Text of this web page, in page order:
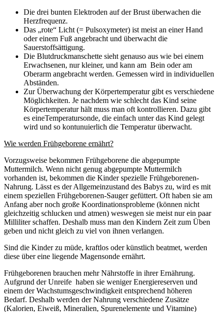
Die drei bunten Elektroden auf der Brust überwachen die
Herzfrequenz.
Das „rote“ Licht (= Pulsoxymeter) ist meist an einer Hand
oder einem Fuß angebracht und überwacht die
Sauerstoffsättigung.
Die Blutdruckmanschette sieht genauso aus wie bei einem
Erwachsenen, nur kleiner, und kann am Bein oder am
Oberarm angebracht werden. Gemessen wird in individuellen
Abständen.
Zur Überwachung der Körpertemperatur gibt es verschiedene
Möglichkeiten. Je nachdem wie schlecht das Kind seine
Körpertemperatur hält muss man oft kontrollieren. Dazu gibt
es eineTemperatursonde, die einfach unter das Kind gelegt
wird und so kontunuierlich die Temperatur überwacht.
Wie werden Frühgeborene ernährt?
Vorzugsweise bekommen Frühgeborene die abgepumpte
Muttermilch. Wenn nicht genug abgepumpte Muttermilch
vorhanden ist, bekommen die Kinder spezielle Frühgeborenen-
Nahrung. Lässt es der Allgemeinzustand des Babys zu, wird es mit
einem speziellen Frühgeborenen-Sauger gefüttert. Oft haben sie am
Anfang aber noch große Koordinationsprobleme (können nicht
gleichzeitig schlucken und atmen) weswegen sie meist nur ein paar
Milliliter schaffen. Deshalb muss man den Kindern Zeit zum Üben
geben und nicht gleich zu viel von ihnen verlangen.
Sind die Kinder zu müde, kraftlos oder künstlich beatmet, werden
diese über eine liegende Magensonde ernährt.
Frühgeborenen brauchen mehr Nährstoffe in ihrer Ernährung.
Aufgrund der Unreife haben sie weniger Energiereserven und
einem der Wachstumsgeschwindigkeit entsprechend höheren
Bedarf. Deshalb werden der Nahrung verschiedene Zusätze
(Kalorien, Eiweiß, Mineralien, Spurenelemente und Vitamine)